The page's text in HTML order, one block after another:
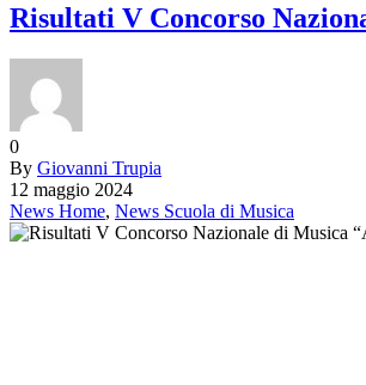
Risultati V Concorso
0
By Giovanni Trupia
12 maggio 2024
News Home, News Scuola di Musica